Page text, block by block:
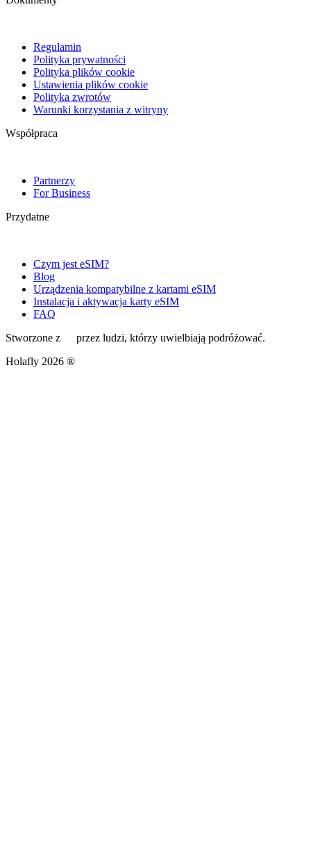
Regulamin
Polityka prywatności
Polityka plików cookie
Ustawienia plików cookie
Polityka zwrotów
Warunki korzystania z witryny
Współpraca
Partnerzy
For Business
Przydatne
Czym jest eSIM?
Blog
Urządzenia kompatybilne z kartami eSIM
Instalacja i aktywacja karty eSIM
FAQ
Stworzone z
przez ludzi, którzy uwielbiają podróżować.
Holafly 2026 ®